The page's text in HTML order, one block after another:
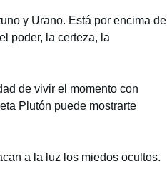
y Urano. Está por encima de
poder, la certeza, la
de vivir el momento con
Plutón puede mostrarte
a la luz los miedos ocultos.